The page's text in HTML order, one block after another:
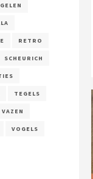
RETRO
SCHEURICH
TEGELS
VAZEN
VOGELS